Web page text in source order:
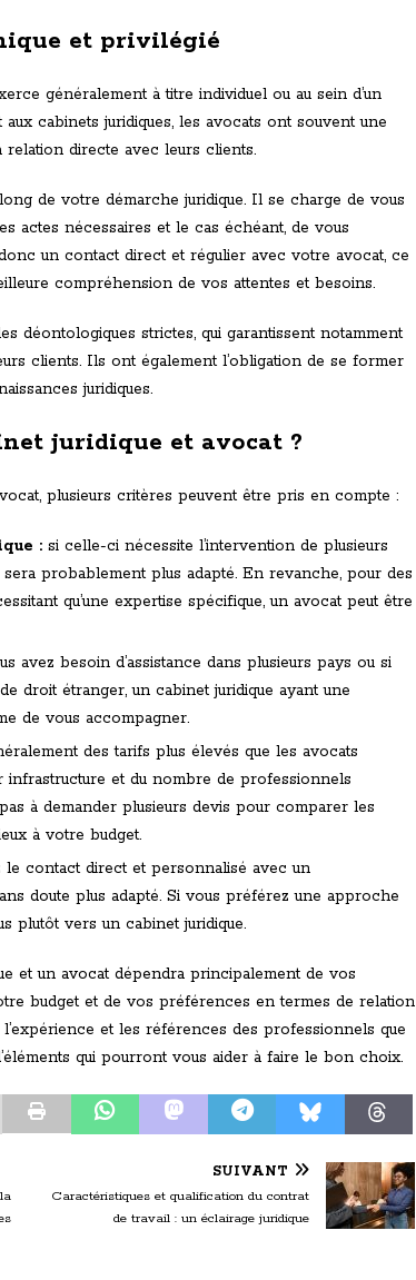
et privilégié
généralement à titre individuel ou au sein d’un
cabinets juridiques, les avocats ont souvent une
directe avec leurs clients.
de votre démarche juridique. Il se charge de vous
actes nécessaires et le cas échéant, de vous
un contact direct et régulier avec votre avocat, ce
compréhension de vos attentes et besoins.
déontologiques strictes, qui garantissent notamment
clients. Ils ont également l’obligation de se former
juridiques.
juridique et avocat ?
plusieurs critères peuvent être pris en compte :
: si celle-ci nécessite l’intervention de plusieurs
probablement plus adapté. En revanche, pour des
qu’une expertise spécifique, un avocat peut être
avez besoin d’assistance dans plusieurs pays ou si
droit étranger, un cabinet juridique ayant une
de vous accompagner.
des tarifs plus élevés que les avocats
infrastructure et du nombre de professionnels
à demander plusieurs devis pour comparer les
à votre budget.
le contact direct et personnalisé avec un
doute plus adapté. Si vous préférez une approche
plutôt vers un cabinet juridique.
et un avocat dépendra principalement de vos
budget et de vos préférences en termes de relation
et les références des professionnels que
qui pourront vous aider à faire le bon choix.
SUIVANT
Caractéristiques et qualification du contrat
de travail : un éclairage juridique